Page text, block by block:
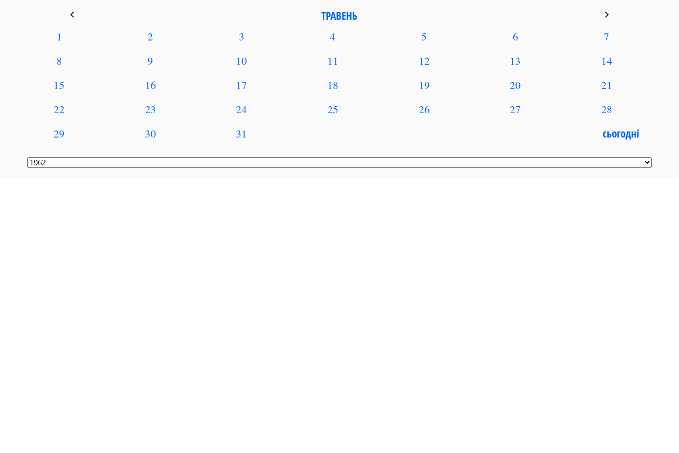
keyboard_arrow_left ТРАВЕНЬ keyboard_arrow_right
1 2 3 4 5 6
7
8
9 10 11 12 13
14
15
16 17 18 19 20
21
22
23 24 25 26 27
28
29
30 31 сьогодні